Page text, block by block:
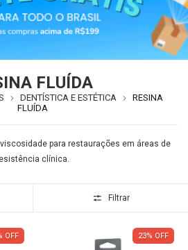
FLUÍDA
DENTÍSTICA E ESTÉTICA
RESINA
FLUÍDA
para restaurações em áreas de
clínica.
Filtrar
OFF 23% OFF